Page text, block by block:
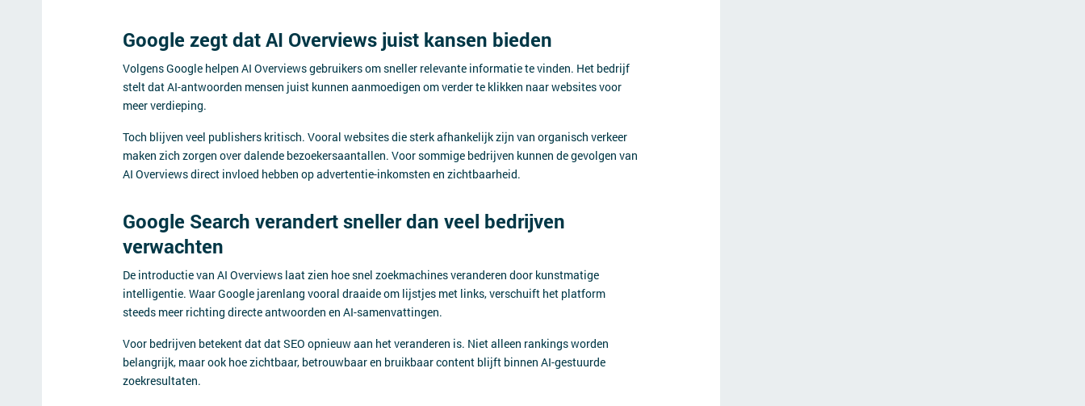
Google zegt dat AI Overviews juist kansen bieden
Volgens Google helpen AI Overviews gebruikers om sneller relevante informatie te vinden. Het bedrijf
stelt dat AI-antwoorden mensen juist kunnen aanmoedigen om verder te klikken naar websites voor
meer verdieping.
Toch blijven veel publishers kritisch. Vooral websites die sterk afhankelijk zijn van organisch verkeer
maken zich zorgen over dalende bezoekersaantallen. Voor sommige bedrijven kunnen de gevolgen van
AI Overviews direct invloed hebben op advertentie-inkomsten en zichtbaarheid.
Google Search verandert sneller dan veel bedrijven
verwachten
De introductie van AI Overviews laat zien hoe snel zoekmachines veranderen door kunstmatige
intelligentie. Waar Google jarenlang vooral draaide om lijstjes met links, verschuift het platform
steeds meer richting directe antwoorden en AI-samenvattingen.
Voor bedrijven betekent dat dat SEO opnieuw aan het veranderen is. Niet alleen rankings worden
belangrijk, maar ook hoe zichtbaar, betrouwbaar en bruikbaar content blijft binnen AI-gestuurde
zoekresultaten.